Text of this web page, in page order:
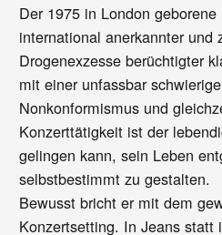
Der 1975 in London
international anerkannter und
Drogenexzesse berüchtigter
mit einer unfassbar
Nonkonformismus und
Konzerttätigkeit ist der
gelingen kann, sein Leben
selbstbestimmt zu gestalten.
Bewusst bricht er mit dem
Konzertsetting. In Jeans statt